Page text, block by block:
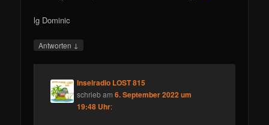
lg Dominic
Antworten ↓
Inselradio LOST 815
schriebam6. September 2022 um
19:48 Uhr: